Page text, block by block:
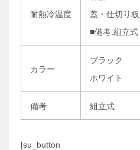
耐熱冷温度
蓋・仕切り
■備考:組立式
カラー
ブラック
ホワイト
備考 組立式
[su_button